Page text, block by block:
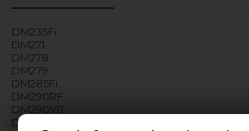
DM235Fi
DM271
DM278
DM279
DM285Fi
DM290RF
DM290VIT
DM294